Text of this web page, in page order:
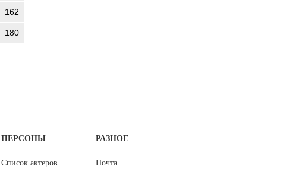
162
180
ПЕРСОНЫ
Список актеров
РАЗНОЕ
Почта